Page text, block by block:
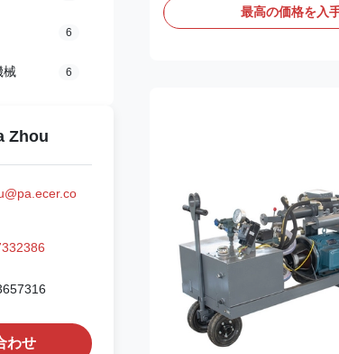
6
械 6
Zhou
わせ
なさい:オペレータは点検し、
始まる前にグラウトを詰める
ボタンにグラウトを詰めて、
パー端によって示される矢の
モーターの回転の方向を点検
く、運搬ねじ先に押すべきで
のような同じ方向で、識別され
最高の価格を入